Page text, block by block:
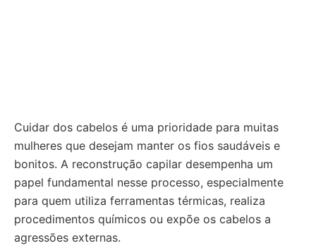
Cuidar dos cabelos é uma prioridade para muitas
mulheres que desejam manter os fios saudáveis e
bonitos. A reconstrução capilar desempenha um
papel fundamental nesse processo, especialmente
para quem utiliza ferramentas térmicas, realiza
procedimentos químicos ou expõe os cabelos a
agressões externas.